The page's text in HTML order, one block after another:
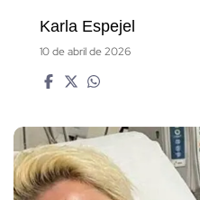
Karla Espejel
10 de abril de 2026